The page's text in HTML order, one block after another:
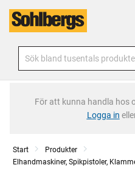
För att kunna handla hos
Logga in
Start
Produkter
Elhandmaskiner, Spikpistoler,